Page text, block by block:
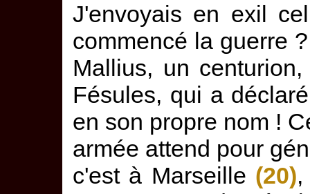
J'envoyais en exil
commencé la guerre
Mallius, un
Fésules, qui a
en son propre nom !
armée attend pour
c'est à Marseille (20)